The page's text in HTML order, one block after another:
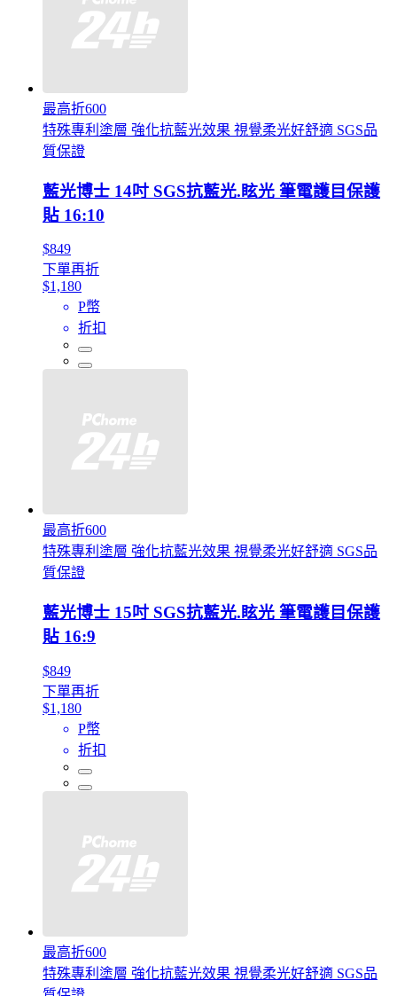
最高折600
特殊專利塗層 強化抗藍光效果 視覺柔光好舒適 SGS品
質保證
藍光博士 14吋 SGS抗藍光.眩光 筆電護目保護
貼 16:10
$849
下單再折
$1,180
P幣
折扣
最高折600
特殊專利塗層 強化抗藍光效果 視覺柔光好舒適 SGS品
質保證
藍光博士 15吋 SGS抗藍光.眩光 筆電護目保護
貼 16:9
$849
下單再折
$1,180
P幣
折扣
最高折600
特殊專利塗層 強化抗藍光效果 視覺柔光好舒適 SGS品